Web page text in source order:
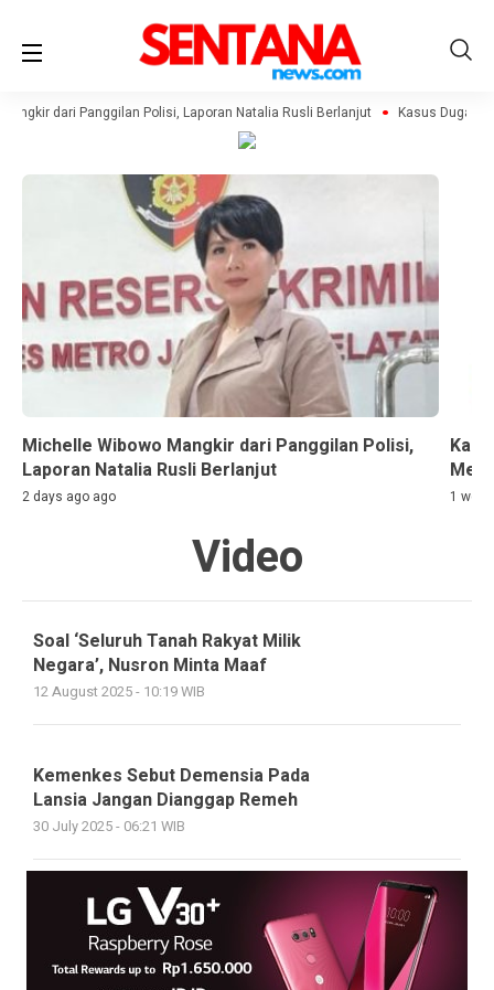
dari Panggilan Polisi, Laporan Natalia Rusli Berlanjut Kasus Dugaan
Michelle Wibowo Mangkir dari Panggilan Polisi,
Laporan Natalia Rusli Berlanjut
2 days ago ago 1
Video
Soal ‘Seluruh Tanah Rakyat Milik
Negara’, Nusron Minta Maaf
12 August 2025 - 10:19 WIB
Kemenkes Sebut Demensia Pada
Lansia Jangan Dianggap Remeh
30 July 2025 - 06:21 WIB